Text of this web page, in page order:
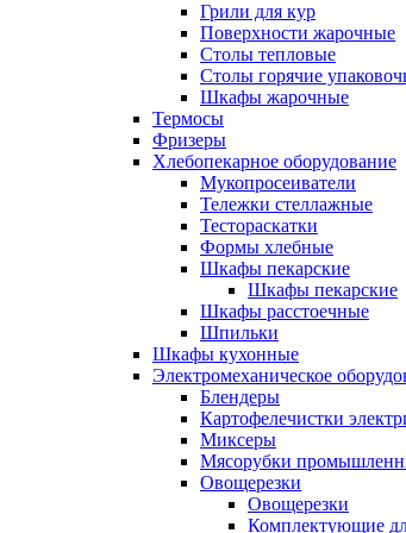
Грили для кур
Поверхности жарочные
Столы тепловые
Столы горячие
Шкафы жарочные
Термосы
Фризеры
Хлебопекарное оборудование
Мукопросеиватели
Тележки стеллажные
Тестораскатки
Формы хлебные
Шкафы пекарские
Шкафы пекарские
Шкафы расстоечные
Шпильки
Шкафы кухонные
Электромеханическое
Блендеры
Картофелечистки
Миксеры
Мясорубки
Овощерезки
Овощерезки
Комплектующие